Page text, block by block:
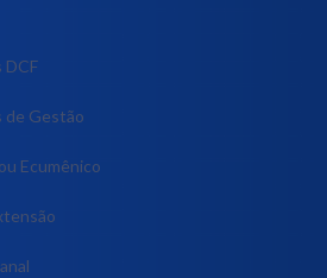
DCF
de Gestão
Ecumênico